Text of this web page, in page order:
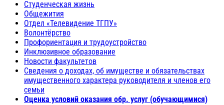
Студенческая жизнь
Общежития
Отдел «Телевидение ТГПУ»
Волонтёрство
Профориентация и трудоустройство
Инклюзивное образование
Новости факультетов
Сведения о доходах, об имуществе и обязательствах
имущественного характера руководителя и членов его
семьи
Оценка условий оказания обр. услуг (обучающимися)